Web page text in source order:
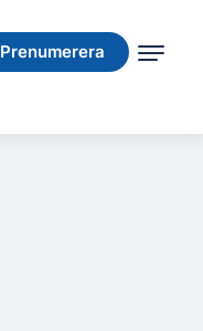
Prenumerera
Prenumerera